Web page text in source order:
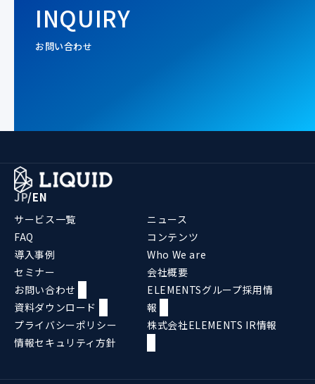
INQUIRY
お問い合わせ
JP/EN
サービス一覧
FAQ
導入事例
セミナー
ニュース
コンテンツ
Who We are
会社概要
お問い合わせ
資料ダウンロード
プライバシーポリシー
情報セキュリティ方針
ELEMENTSグループ採用情
報
株式会社ELEMENTS IR情報